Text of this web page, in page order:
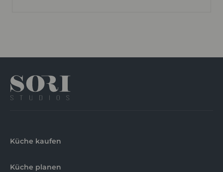
Küche kaufen
Küche planen